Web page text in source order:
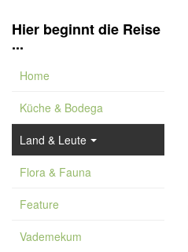
Hier beginnt die Reise
...
Home
Küche & Bodega
Land & Leute
Flora & Fauna
Feature
Vademekum